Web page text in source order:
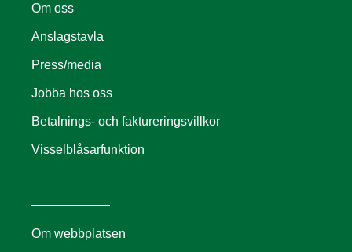
Om oss
Anslagstavla
Press/media
Jobba hos oss
Betalnings- och faktureringsvillkor
Visselblåsarfunktion
Om webbplatsen